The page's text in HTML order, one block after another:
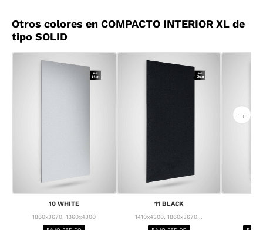
Otros colores en COMPACTO INTERIOR XL de
tipo SOLID
10 WHITE
1860x3670, 1860x4300
11 BLACK
1410x4300, 1860x3670...
→